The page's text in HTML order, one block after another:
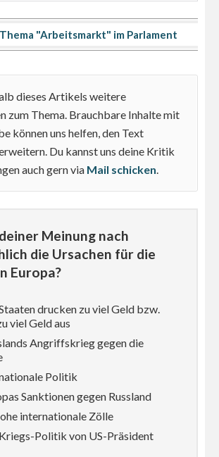
"Arbeitsmarkt" im Parlament
dieses Artikels weitere
zum Thema. Brauchbare Inhalte mit
können uns helfen, den Text
Du kannst uns deine Kritik
auch gern via Mail schicken.
Meinung nach
die Ursachen für die
Europa?
drucken zu viel Geld bzw.
viel Geld aus
Angriffskrieg gegen die
Politik
Sanktionen gegen Russland
internationale Zölle
Politik von US-Präsident